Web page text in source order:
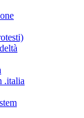
.italia